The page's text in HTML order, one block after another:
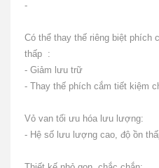
-
Có thể thay thế riêng biệt phích
thấp :
- Giảm lưu trữ
- Thay thế phích cắm tiết kiệm
Vỏ van tối ưu hóa lưu lượng:
- Hệ số lưu lượng cao, độ ồn